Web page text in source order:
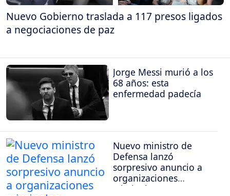
Nuevo Gobierno traslada a 117 presos ligados
a negociaciones de paz
Jorge Messi murió a los
68 años: esta
enfermedad padecía
Nuevo ministro de
Defensa lanzó
sorpresivo anuncio a
organizaciones
criminales